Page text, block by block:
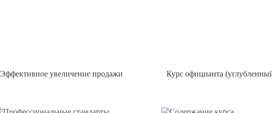
Эффективное увеличение продажи
Курс официанта